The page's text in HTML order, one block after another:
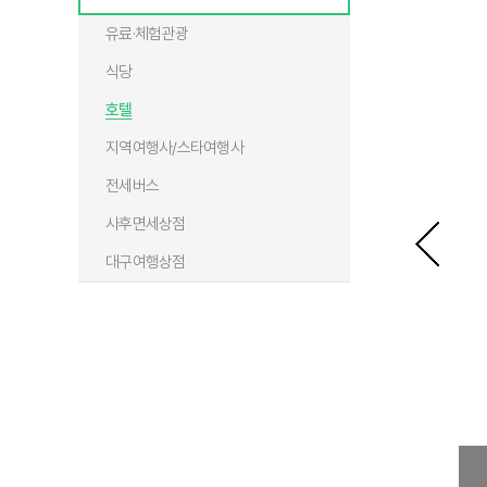
유료·체험관광
식당
호텔
지역여행사/스타여행사
전세버스
사후면세상점
대구여행상점